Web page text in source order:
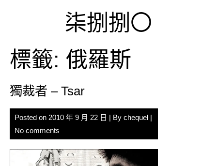
柒捌捌〇
標籤: 俄羅斯
獨裁者 – Tsar
Posted on 2010 年 9 月 22 日 | By chequel |
No comments